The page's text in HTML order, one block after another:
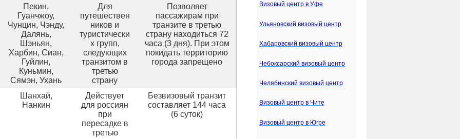
Пекин,
Гуанчжоу,
Чунцин, Чэнду,
Далянь,
Шэньян,
Харбин, Сиан,
Гуйлин,
Куньмин,
Сямэн, Ухань
Для
путешествен
ников и
туристически
х групп,
следующих
транзитом в
третью
страну
Позволяет
пассажирам при
транзите в третью
страну находиться 72
часа (3 дня). При этом
покидать территорию
города запрещено
Шанхай,
Нанкин
Действует
для россиян
при
пересадке в
третью
Безвизовый транзит
составляет 144 часа
(6 суток)
Визовый центр в Уфе
Ульяновский визовый центр
Хабаровский визовый центр
Чебоксарский визовый центр
Челябинский визовый центр
Визовый центр в Чите
Визовый центр в Югре